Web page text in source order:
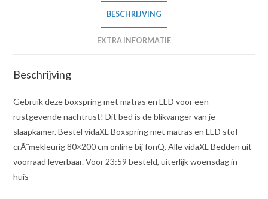
BESCHRIJVING
EXTRA INFORMATIE
Beschrijving
Gebruik deze boxspring met matras en LED voor een
rustgevende nachtrust! Dit bed is de blikvanger van je
slaapkamer. Bestel vidaXL Boxspring met matras en LED stof
crÃ¨mekleurig 80×200 cm online bij fonQ. Alle vidaXL Bedden uit
voorraad leverbaar. Voor 23:59 besteld, uiterlijk woensdag in
huis